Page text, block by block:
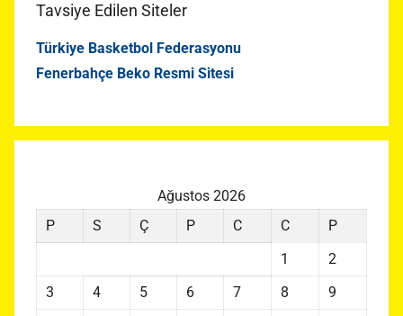
Tavsiye Edilen Siteler
Türkiye Basketbol Federasyonu
Fenerbahçe Beko Resmi Sitesi
Ağustos 2026
P
S Ç P C C
P
1
2
3
4 5 6 7 8
9